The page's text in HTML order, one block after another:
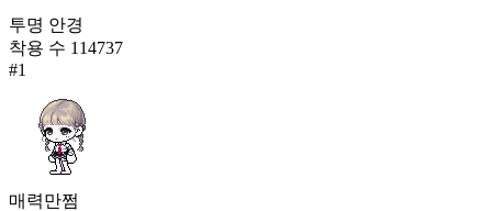
투명 안경
착용 수 114737
#1
매력만쩜